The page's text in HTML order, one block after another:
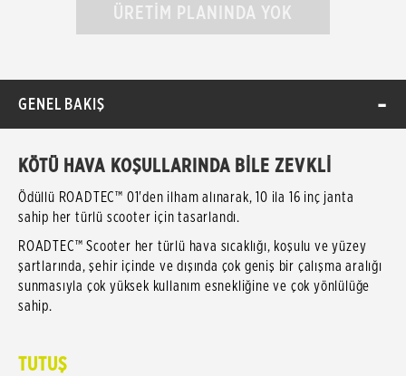
ÜRETİM PLANINDA YOK
GENEL BAKIŞ
KÖTÜ HAVA KOŞULLARINDA BİLE ZEVKLİ
Ödüllü ROADTEC™ 01'den ilham alınarak, 10 ila 16 inç janta
sahip her türlü scooter için tasarlandı.
ROADTEC™ Scooter her türlü hava sıcaklığı, koşulu ve yüzey
şartlarında, şehir içinde ve dışında çok geniş bir çalışma aralığı
sunmasıyla çok yüksek kullanım esnekliğine ve çok yönlülüğe
sahip.
TUTUŞ